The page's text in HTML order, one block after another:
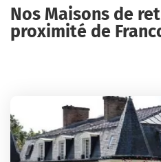
Nos Maisons de
proximité de